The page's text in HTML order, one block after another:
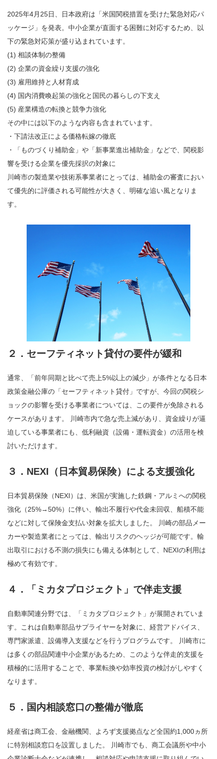
2025年4月25日、日本政府は「米国関税措置を受けた緊急対応パ
ッケージ」を発表。中小企業が直面する困難に対応するため、以
下の緊急対応策が盛り込まれています。
(1) 相談体制の整備
(2) 企業の資金繰り支援の強化
(3) 雇用維持と人材育成
(4) 国内消費喚起策の強化と国民の暮らしの下支え
(5) 産業構造の転換と競争力強化
その中には以下のような内容も含まれています。
・下請法改正による価格転嫁の徹底
・「ものづくり補助金」や「新事業進出補助金」などで、関税影
響を受ける企業を優先採択の対象に
川崎市の製造業や技術系事業者にとっては、補助金の審査におい
て優先的に評価される可能性が大きく、明確な追い風となりま
す。
２．セーフティネット貸付の要件が緩和
通常、「前年同期と比べて売上5%以上の減少」が条件となる日本
政策金融公庫の「セーフティネット貸付」ですが、今回の関税シ
ョックの影響を受ける事業者については、この要件が免除される
ケースがあります。 川崎市内で急な売上減があり、資金繰りが逼
迫している事業者にも、低利融資（設備・運転資金）の活用を検
討いただけます。
３．NEXI（日本貿易保険）による支援強化
日本貿易保険（NEXI）は、米国が実施した鉄鋼・アルミへの関税
強化（25%→50%）に伴い、輸出不履行や代金未回収、船積不能
などに対して保険金支払い対象を拡大しました。 川崎の部品メー
カーや製造業者にとっては、輸出リスクのヘッジが可能です。輸
出取引における不測の損失にも備える体制として、NEXIの利用は
極めて有効です。
４．「ミカタプロジェクト」で伴走支援
自動車関連分野では、「ミカタプロジェクト」が展開されていま
す。これは自動車部品サプライヤーを対象に、経営アドバイス、
専門家派遣、設備導入支援などを行うプログラムです。 川崎市に
は多くの部品関連中小企業があるため、このような伴走的支援を
積極的に活用することで、事業転換や効率投資の検討がしやすく
なります。
５．国内相談窓口の整備が徹底
経産省は商工会、金融機関、よろず支援拠点など全国約1,000ヵ所
に特別相談窓口を設置しました。 川崎市でも、商工会議所や中小